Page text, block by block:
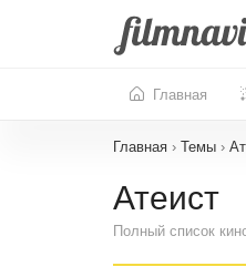
Главная
Главная › Темы ›
Атеист
Полный список